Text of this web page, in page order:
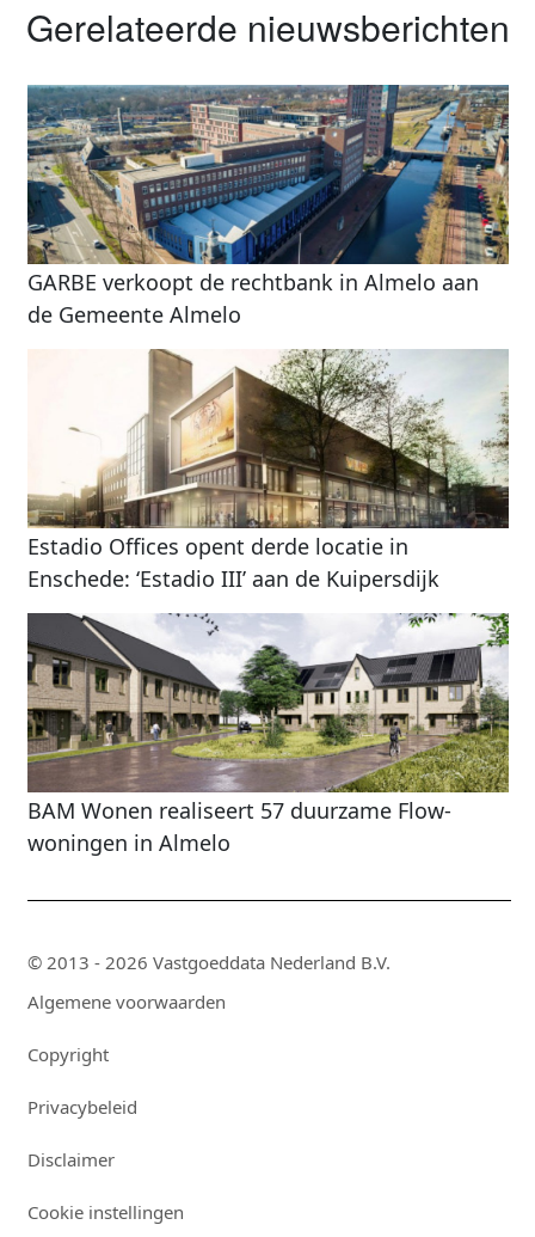
Gerelateerde nieuwsberichten
GARBE verkoopt de rechtbank in Almelo aan
de Gemeente Almelo
Estadio Offices opent derde locatie in
Enschede: ‘Estadio III’ aan de Kuipersdijk
BAM Wonen realiseert 57 duurzame Flow-
woningen in Almelo
© 2013 - 2026 Vastgoeddata Nederland B.V.
Algemene voorwaarden
Copyright
Privacybeleid
Disclaimer
Cookie instellingen